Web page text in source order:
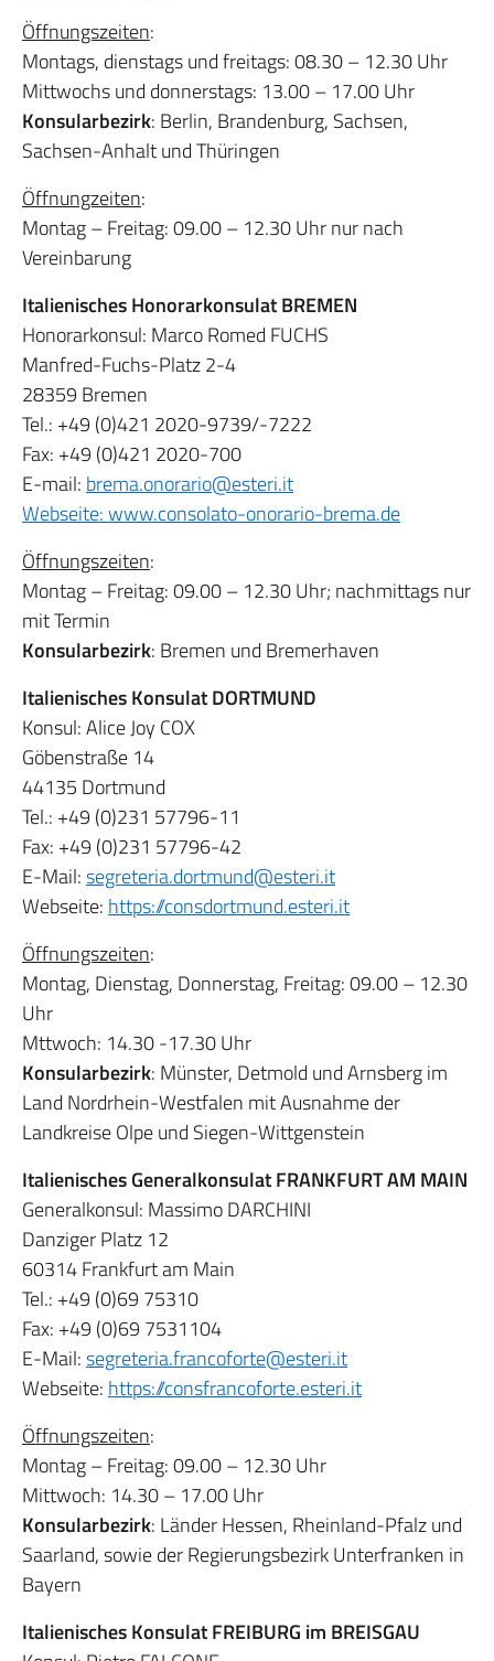
Öffnungszeiten:
Montags, dienstags und freitags: 08.30 – 12.30 Uhr
Mittwochs und donnerstags: 13.00 – 17.00 Uhr
Konsularbezirk: Berlin, Brandenburg, Sachsen,
Sachsen-Anhalt und Thüringen
Öffnungzeiten:
Montag – Freitag: 09.00 – 12.30 Uhr nur nach
Vereinbarung
Italienisches Honorarkonsulat BREMEN
Honorarkonsul: Marco Romed FUCHS
Manfred-Fuchs-Platz 2-4
28359 Bremen
Tel.: +49 (0)421 2020-9739/-7222
Fax: +49 (0)421 2020-700
E-mail: brema.onorario@esteri.it
Webseite:www.consolato-onorario-brema.de
Öffnungszeiten:
Montag – Freitag: 09.00 – 12.30 Uhr; nachmittags nur
mit Termin
Konsularbezirk: Bremen und Bremerhaven
Italienisches Konsulat DORTMUND
Konsul: Alice Joy COX
Göbenstraße 14
44135 Dortmund
Tel.: +49 (0)231 57796-11
Fax: +49 (0)231 57796-42
E-Mail:segreteria.dortmund@esteri.it
Webseite: https://consdortmund.esteri.it
Öffnungszeiten:
Montag, Dienstag, Donnerstag, Freitag: 09.00 – 12.30
Uhr
Mttwoch: 14.30 -17.30 Uhr
Konsularbezirk: Münster, Detmold und Arnsberg im
Land Nordrhein-Westfalen mit Ausnahme der
Landkreise Olpe und Siegen-Wittgenstein
Italienisches Generalkonsulat FRANKFURT AM MAIN
Generalkonsul: Massimo DARCHINI
Danziger Platz 12
60314 Frankfurt am Main
Tel.: +49 (0)69 75310
Fax: +49 (0)69 7531104
E-Mail:segreteria.francoforte@esteri.it
Webseite: https://consfrancoforte.esteri.it
Öffnungszeiten:
Montag – Freitag: 09.00 – 12.30 Uhr
Mittwoch: 14.30 – 17.00 Uhr
Konsularbezirk: Länder Hessen, Rheinland-Pfalz und
Saarland, sowie der Regierungsbezirk Unterfranken in
Bayern
Italienisches Konsulat FREIBURG im BREISGAU